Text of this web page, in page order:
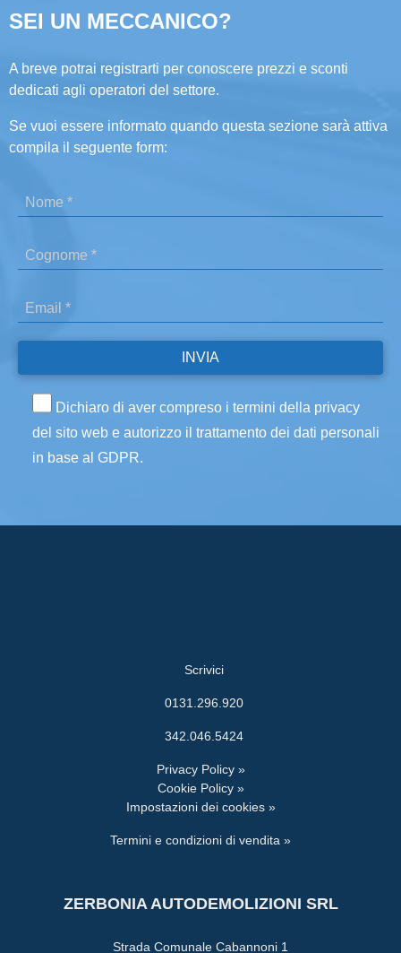
SEI UN MECCANICO?
A breve potrai registrarti per conoscere prezzi e sconti
dedicati agli operatori del settore.
Se vuoi essere informato quando questa sezione sarà attiva
compila il seguente form:
Dichiaro di aver compreso i termini della privacy
del sito web e autorizzo il trattamento dei dati personali
in base al GDPR.
Scrivici
0131.296.920
342.046.5424
Privacy Policy »
Cookie Policy »
Impostazioni dei cookies »
Termini e condizioni di vendita »
ZERBONIA AUTODEMOLIZIONI SRL
Strada Comunale Cabannoni 1